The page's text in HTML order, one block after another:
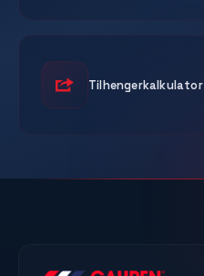
Tilhengerkalkulator